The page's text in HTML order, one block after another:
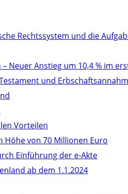
Rechtssystem und die
Neuer Anstieg um 10,4 % im
und
Vorteilen
von 70 Millionen Euro
Einführung der e-Akte
ab dem 1.1.2024